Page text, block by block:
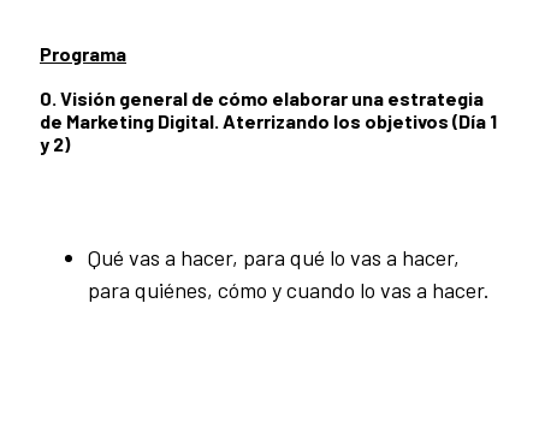
Programa
0. Visión general de cómo elaborar una estrategia
de Marketing Digital. Aterrizando los objetivos (Día 1
y 2)
Qué vas a hacer, para qué lo vas a hacer,
para quiénes, cómo y cuando lo vas a hacer.